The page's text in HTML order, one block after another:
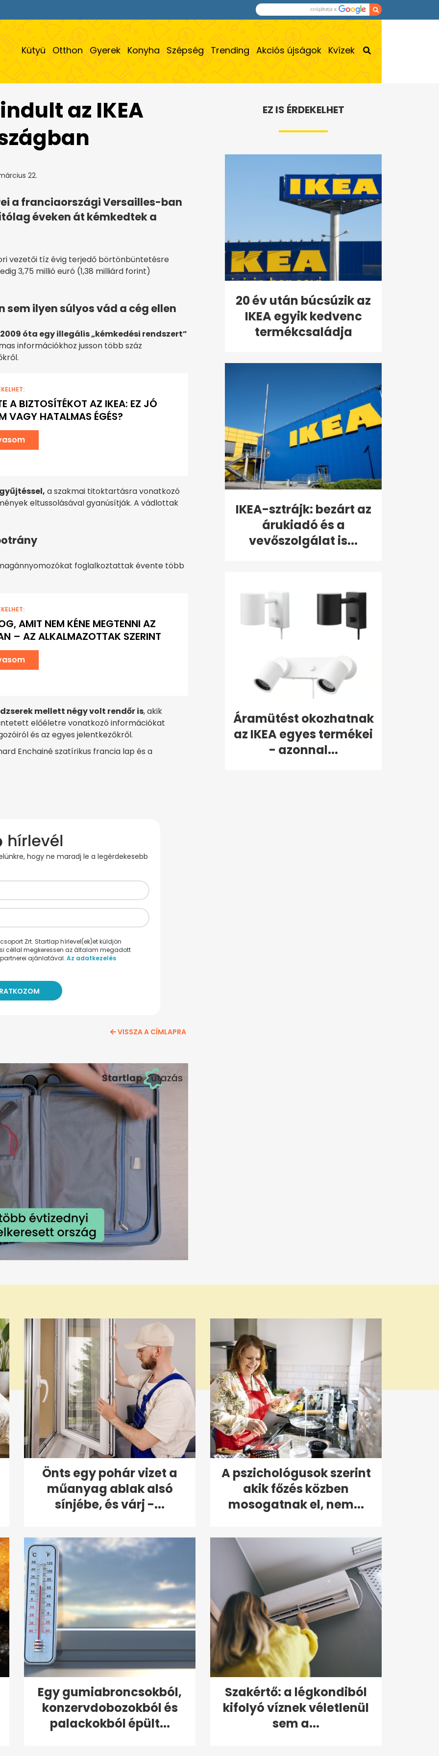
Kütyü Otthon Gyerek Konyha Szépség Trending Akciós újságok Kvízek
az IKEA
22.
a franciaországi Versailles-ban
éveken át kémkedtek a
vezetői tíz évig terjedő börtönbüntetésre
3,75 millió euró (1,38 milliárd forint)
sem ilyen súlyos vád a cég ellen
óta egy illegális „kémkedési rendszert”
információkhoz jusson több száz
A BIZTOSÍTÉKOT AZ IKEA: EZ JÓ
VAGY HATALMAS ÉGÉS?
a szakmai titoktartásra vonatkozó
eltussolásával gyanúsítják. A vádlottak
foglalkoztattak évente több
AMIT NEM KÉNE MEGTENNI AZ
– AZ ALKALMAZOTTAK SZERINT
mellett négy volt rendőr is, akik
előéletre vonatkozó információkat
és az egyes jelentkezőkről.
Enchainé szatírikus francia lap és a
hogy ne maradj le a legérdekesebb
Zrt. Startlap hírlevel(ek)et küldjön
céllal megkeressen az általam megadott
ajánlatával. Az adatkezelés
VISSZA A CÍMLAPRA
EZ IS ÉRDEKELHET
20 év után búcsúzik az
IKEA egyik kedvenc
termékcsaládja
IKEA-sztrájk: bezárt az
árukiadó és a
vevőszolgálat is...
Áramütést okozhatnak
az IKEA egyes termékei
- azonnal...
Önts egy pohár vizet a
műanyag ablak alsó
sínjébe, és várj -...
A pszichológusok szerint
akik főzés közben
mosogatnak el, nem...
Egy gumiabroncsokból,
konzervdobozokból és
palackokból épült...
Szakértő: a légkondiból
kifolyó víznek véletlenül
sem a...